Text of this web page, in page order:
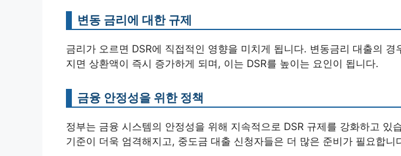
변동 금리에 대한 규제
금리가 오르면 DSR에 직접적인 영향을 미치게 됩니다. 변동금리 대출의 경
지면 상환액이 즉시 증가하게 되며, 이는 DSR를 높이는 요인이 됩니다.
금융 안정성을 위한 정책
정부는 금융 시스템의 안정성을 위해 지속적으로 DSR 규제를 강화하고 있
기준이 더욱 엄격해지고, 중도금 대출 신청자들은 더 많은 준비가 필요합니